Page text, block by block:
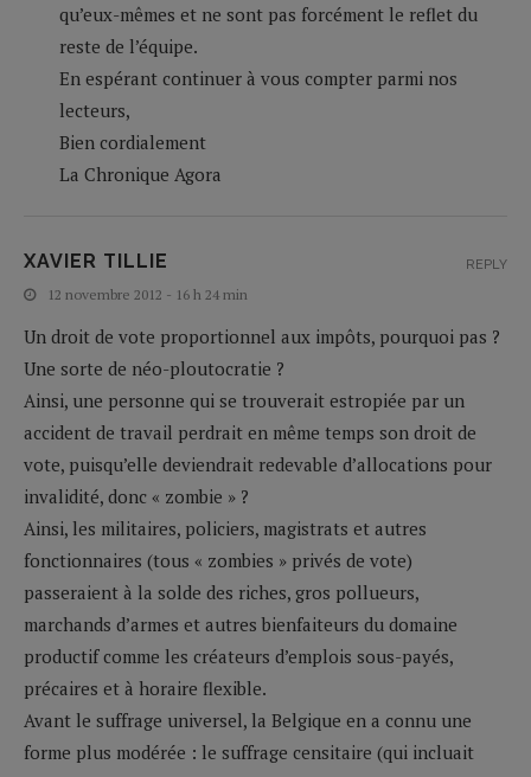
qu’eux-mêmes et ne sont pas forcément le reflet du
reste de l’équipe.
En espérant continuer à vous compter parmi nos
lecteurs,
Bien cordialement
La Chronique Agora
XAVIER TILLIE
12 novembre 2012 - 16 h 24 min
Un droit de vote proportionnel aux impôts, pourquoi pas ?
Une sorte de néo-ploutocratie ?
Ainsi, une personne qui se trouverait estropiée par un
accident de travail perdrait en même temps son droit de
vote, puisqu’elle deviendrait redevable d’allocations pour
invalidité, donc « zombie » ?
Ainsi, les militaires, policiers, magistrats et autres
fonctionnaires (tous « zombies » privés de vote)
passeraient à la solde des riches, gros pollueurs,
marchands d’armes et autres bienfaiteurs du domaine
productif comme les créateurs d’emplois sous-payés,
précaires et à horaire flexible.
Avant le suffrage universel, la Belgique en a connu une
forme plus modérée : le suffrage censitaire (qui incluait
REPLY